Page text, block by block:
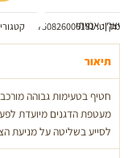
דנטלי
למניעה
של
אבנית
65
גרם
מארק
יצרן: אמיתי
מק"ט:750826006181
תיאור
חטיף בטעימות גבוהה מורכב
מעטפת הדגנים מיועדת
לסייע בשליטה על מניעת